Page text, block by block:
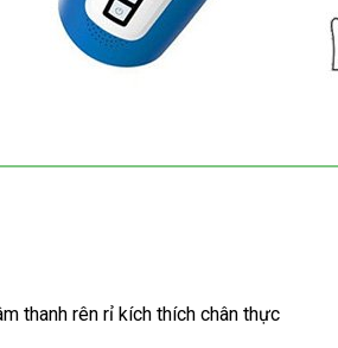
thanh rên rỉ kích thích chân thực